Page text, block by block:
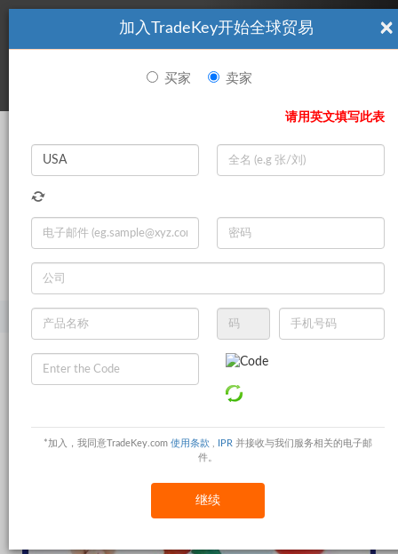
看起來你不是TradeKey.com的會員。 立即註冊，與全球超過7
百萬的進口商和出口商建立聯繫。 立即加入 |
登录
Search
×
加入TradeKey开始全球贸易
买家 卖家
请用英文填写此表
*加入，我同意TradeKey.com 使用条款 IPR 并接收与我们服务相关的电子邮
件。
继续
产品 吊坠项链